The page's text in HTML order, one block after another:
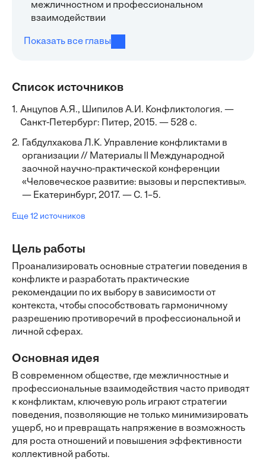
межличностном и профессиональном
взаимодействии
Показать все главы
Список источников
1. Анцупов А.Я., Шипилов А.И. Конфликтология. —
Санкт-Петербург: Питер, 2015. — 528 с.
2.
Габдулхакова Л.К. Управление конфликтами в
организации // Материалы II Международной
заочной научно-практической конференции
«Человеческое развитие: вызовы и перспективы».
— Екатеринбург, 2017. — С. 1–5.
Еще 12 источников
Цель работы
Проанализировать основные стратегии поведения в
конфликте и разработать практические
рекомендации по их выбору в зависимости от
контекста, чтобы способствовать гармоничному
разрешению противоречий в профессиональной и
личной сферах.
Основная идея
В современном обществе, где межличностные и
профессиональные взаимодействия часто приводят
к конфликтам, ключевую роль играют стратегии
поведения, позволяющие не только минимизировать
ущерб, но и превращать напряжение в возможность
для роста отношений и повышения эффективности
коллективной работы.